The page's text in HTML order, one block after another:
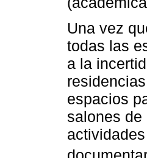
Una vez
todas las
a la
espacios
salones